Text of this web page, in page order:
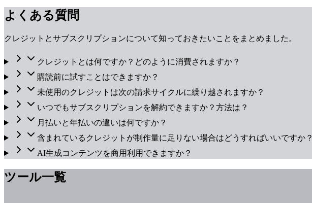
よくある質問
クレジットとサブスクリプションについて知っておきたいことをまとめました。
クレジットとは何ですか？どのように消費されますか？
購読前に試すことはできますか？
未使用のクレジットは次の請求サイクルに繰り越されますか？
いつでもサブスクリプションを解約できますか？方法は？
月払いと年払いの違いは何ですか？
含まれているクレジットが制作量に足りない場合はどうすればいいですか？
AI生成コンテンツを商用利用できますか？
ツール一覧